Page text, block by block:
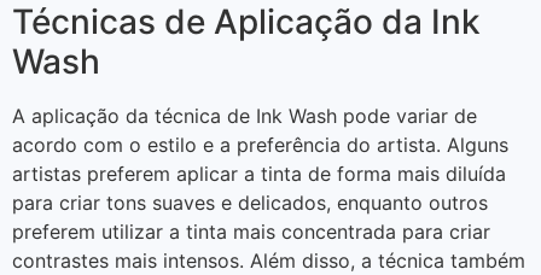
Técnicas de Aplicação da Ink
Wash
A aplicação da técnica de Ink Wash pode variar de
acordo com o estilo e a preferência do artista. Alguns
artistas preferem aplicar a tinta de forma mais diluída
para criar tons suaves e delicados, enquanto outros
preferem utilizar a tinta mais concentrada para criar
contrastes mais intensos. Além disso, a técnica também